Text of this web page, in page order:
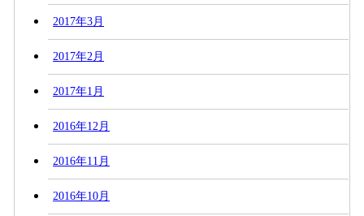
2017年3月
2017年2月
2017年1月
2016年12月
2016年11月
2016年10月